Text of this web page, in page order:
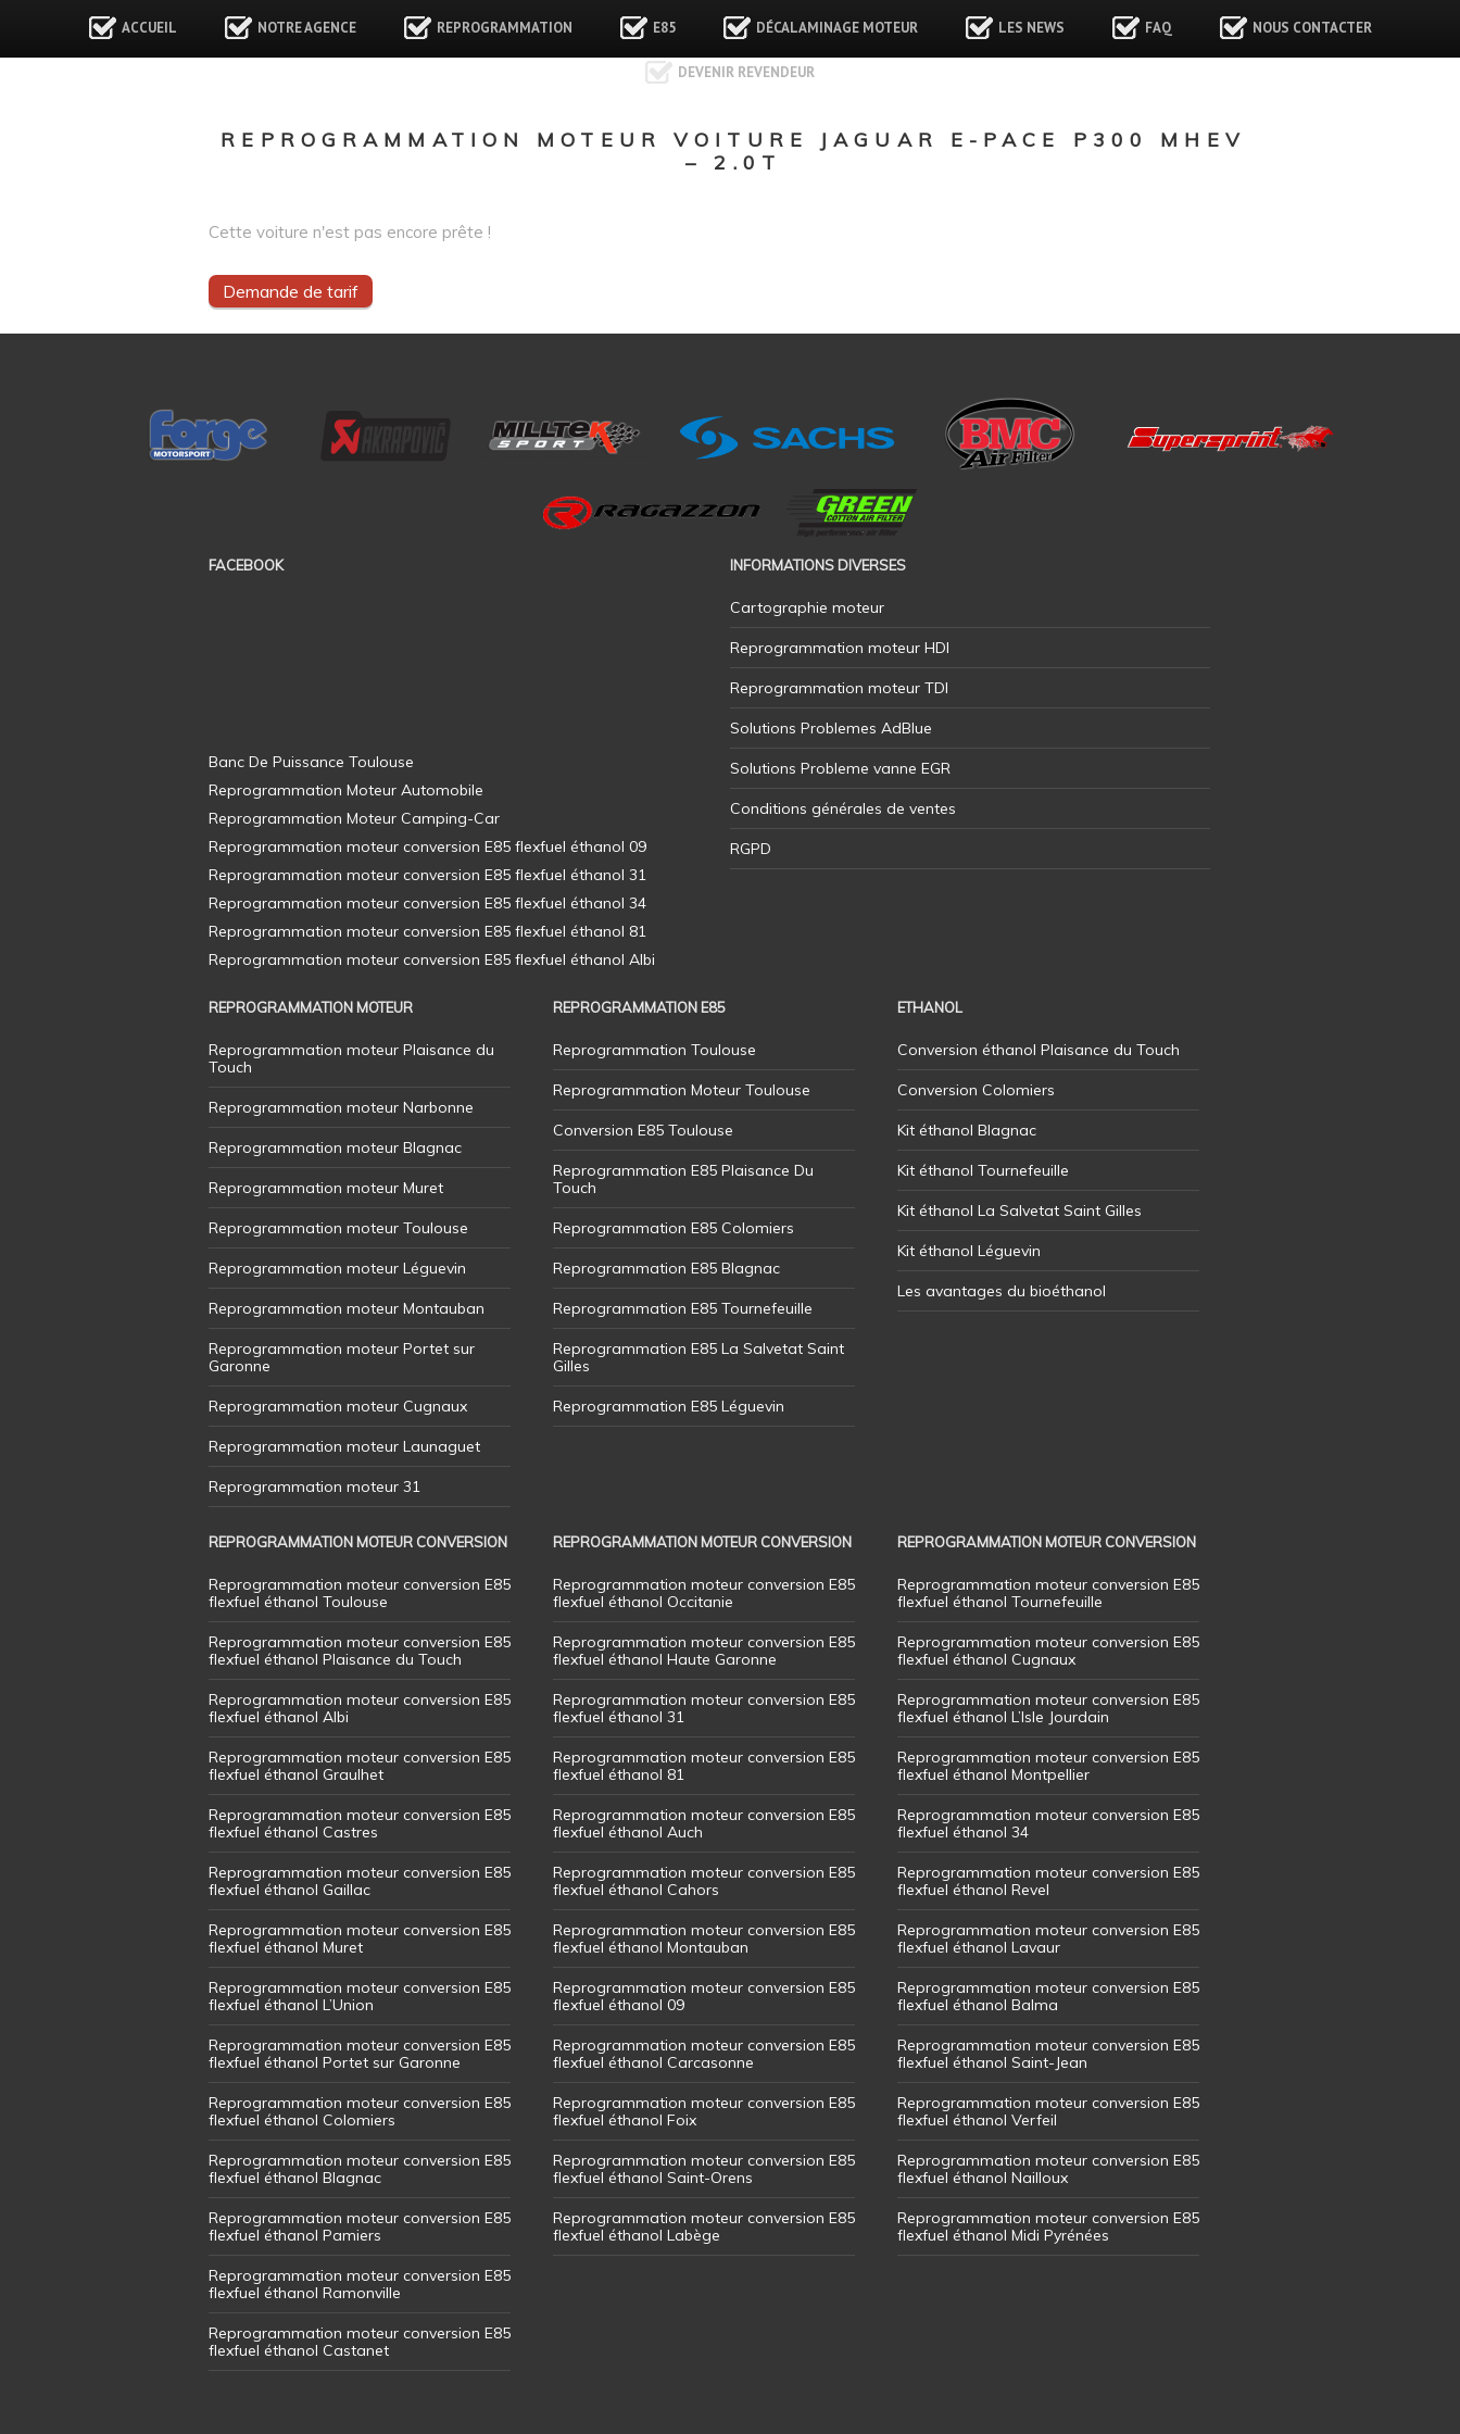
ACCUEIL NOTRE AGENCE REPROGRAMMATION E85 DÉCALAMINAGE MOTEUR LES NEWS FAQ NOUS CONTACTER
DEVENIR REVENDEUR
REPROGRAMMATION MOTEUR VOITURE JAGUAR E-PACE P300 MHEV
– 2.0T
Cette voiture n'est pas encore prête !
Demande de tarif
FACEBOOK INFORMATIONS DIVERSES
Cartographie moteur
Reprogrammation moteur HDI
Reprogrammation moteur TDI
Solutions Problemes AdBlue
Solutions Probleme vanne EGR
Conditions générales de ventes
RGPD
REPROGRAMMATION MOTEUR
Reprogrammation moteur Plaisance du
Touch
Reprogrammation moteur Narbonne
Reprogrammation moteur Blagnac
Reprogrammation moteur Muret
Reprogrammation moteur Toulouse
Reprogrammation moteur Léguevin
Reprogrammation moteur Montauban
Reprogrammation moteur Portet sur
Garonne
Reprogrammation moteur Cugnaux
Reprogrammation moteur Launaguet
Reprogrammation moteur 31
REPROGRAMMATION E85
Reprogrammation Toulouse
Reprogrammation Moteur Toulouse
Conversion E85 Toulouse
Reprogrammation E85 Plaisance Du
Touch
Reprogrammation E85 Colomiers
Reprogrammation E85 Blagnac
Reprogrammation E85 Tournefeuille
Reprogrammation E85 La Salvetat Saint
Gilles
Reprogrammation E85 Léguevin
ETHANOL
Conversion éthanol Plaisance du Touch
Conversion Colomiers
Kit éthanol Blagnac
Kit éthanol Tournefeuille
Kit éthanol La Salvetat Saint Gilles
Kit éthanol Léguevin
Les avantages du bioéthanol
REPROGRAMMATION MOTEUR CONVERSION
Reprogrammation moteur conversion E85
flexfuel éthanol Toulouse
Reprogrammation moteur conversion E85
flexfuel éthanol Plaisance du Touch
Reprogrammation moteur conversion E85
flexfuel éthanol Albi
Reprogrammation moteur conversion E85
flexfuel éthanol Graulhet
Reprogrammation moteur conversion E85
flexfuel éthanol Castres
Reprogrammation moteur conversion E85
flexfuel éthanol Gaillac
Reprogrammation moteur conversion E85
flexfuel éthanol Muret
Reprogrammation moteur conversion E85
flexfuel éthanol L’Union
Reprogrammation moteur conversion E85
flexfuel éthanol Portet sur Garonne
Reprogrammation moteur conversion E85
flexfuel éthanol Colomiers
Reprogrammation moteur conversion E85
flexfuel éthanol Blagnac
Reprogrammation moteur conversion E85
flexfuel éthanol Pamiers
Reprogrammation moteur conversion E85
flexfuel éthanol Ramonville
Reprogrammation moteur conversion E85
flexfuel éthanol Castanet
REPROGRAMMATION MOTEUR CONVERSION
Reprogrammation moteur conversion E85
flexfuel éthanol Occitanie
Reprogrammation moteur conversion E85
flexfuel éthanol Haute Garonne
Reprogrammation moteur conversion E85
flexfuel éthanol 31
Reprogrammation moteur conversion E85
flexfuel éthanol 81
Reprogrammation moteur conversion E85
flexfuel éthanol Auch
Reprogrammation moteur conversion E85
flexfuel éthanol Cahors
Reprogrammation moteur conversion E85
flexfuel éthanol Montauban
Reprogrammation moteur conversion E85
flexfuel éthanol 09
Reprogrammation moteur conversion E85
flexfuel éthanol Carcasonne
Reprogrammation moteur conversion E85
flexfuel éthanol Foix
Reprogrammation moteur conversion E85
flexfuel éthanol Saint-Orens
Reprogrammation moteur conversion E85
flexfuel éthanol Labège
REPROGRAMMATION MOTEUR CONVERSION
Reprogrammation moteur conversion E85
flexfuel éthanol Tournefeuille
Reprogrammation moteur conversion E85
flexfuel éthanol Cugnaux
Reprogrammation moteur conversion E85
flexfuel éthanol L’Isle Jourdain
Reprogrammation moteur conversion E85
flexfuel éthanol Montpellier
Reprogrammation moteur conversion E85
flexfuel éthanol 34
Reprogrammation moteur conversion E85
flexfuel éthanol Revel
Reprogrammation moteur conversion E85
flexfuel éthanol Lavaur
Reprogrammation moteur conversion E85
flexfuel éthanol Balma
Reprogrammation moteur conversion E85
flexfuel éthanol Saint-Jean
Reprogrammation moteur conversion E85
flexfuel éthanol Verfeil
Reprogrammation moteur conversion E85
flexfuel éthanol Nailloux
Reprogrammation moteur conversion E85
flexfuel éthanol Midi Pyrénées
Banc De Puissance Toulouse
Reprogrammation Moteur Automobile
Reprogrammation Moteur Camping-Car
Reprogrammation moteur conversion E85 flexfuel éthanol 09
Reprogrammation moteur conversion E85 flexfuel éthanol 31
Reprogrammation moteur conversion E85 flexfuel éthanol 34
Reprogrammation moteur conversion E85 flexfuel éthanol 81
Reprogrammation moteur conversion E85 flexfuel éthanol Albi